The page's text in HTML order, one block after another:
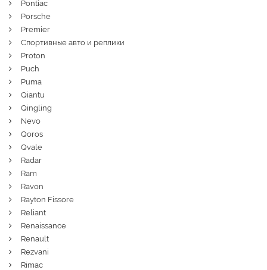
Pontiac
Porsche
Premier
Спортивные авто и реплики
Proton
Puch
Puma
Qiantu
Qingling
Nevo
Qoros
Qvale
Radar
Ram
Ravon
Rayton Fissore
Reliant
Renaissance
Renault
Rezvani
Rimac